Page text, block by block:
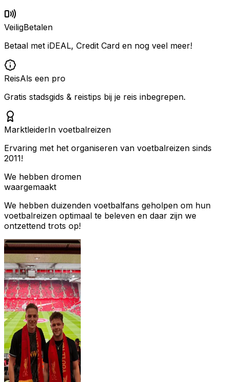
VeiligBetalen
Betaal met iDEAL, Credit Card en nog veel meer!
ReisAls een pro
Gratis stadsgids & reistips bij je reis inbegrepen.
MarktleiderIn voetbalreizen
Ervaring met het organiseren van voetbalreizen sinds
2011!
We hebben dromen
waargemaakt
We hebben duizenden voetbalfans geholpen om hun
voetbalreizen optimaal te beleven en daar zijn we
ontzettend trots op!